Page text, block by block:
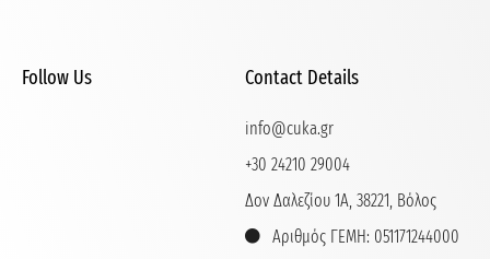
Follow Us Contact Details
info@cuka.gr
+30 24210 29004
Δον Δαλεζίου 1Α, 38221, Βόλος
Αριθμός ΓΕΜΗ: 051171244000